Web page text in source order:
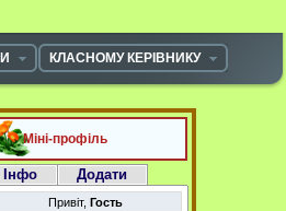
КЛАСНОМУ КЕРІВНИКУ
Міні-профіль
Інфо Додати
Привіт, Гость